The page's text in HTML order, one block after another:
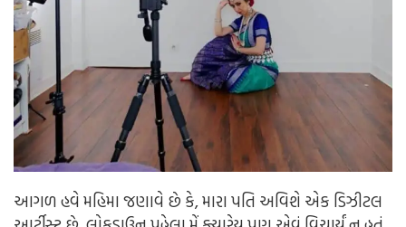
આગળ હવે મહિમા જણાવે છે કે, મારા પતિ અવિશે એક ડિઝીટલ